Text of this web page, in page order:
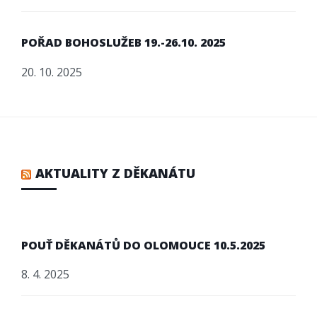
POŘAD BOHOSLUŽEB 19.-26.10. 2025
20. 10. 2025
AKTUALITY Z DĚKANÁTU
POUŤ DĚKANÁTŮ DO OLOMOUCE 10.5.2025
8. 4. 2025